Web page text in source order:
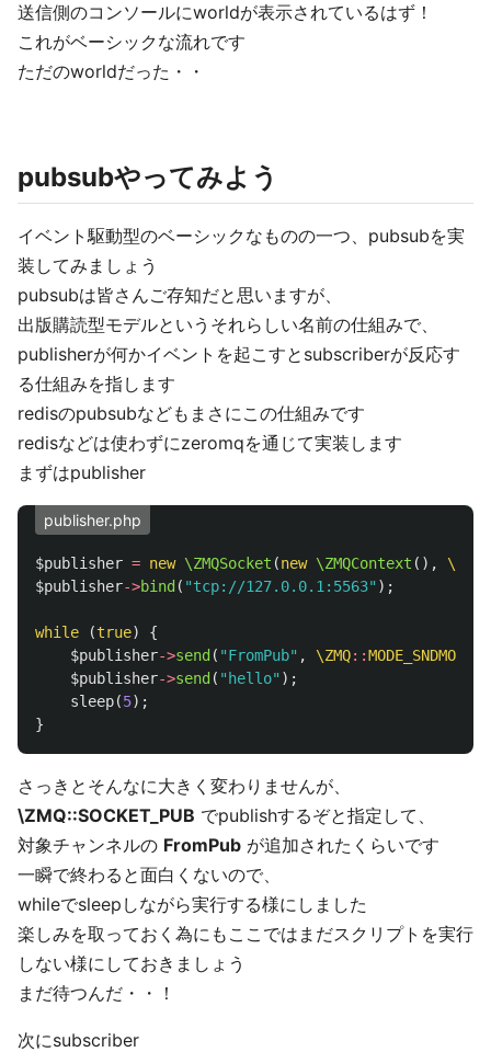
送信側のコンソールにworldが表示されているはず！
これがベーシックな流れです
ただのworldだった・・
pubsubやってみよう
イベント駆動型のベーシックなものの一つ、pubsubを実
装してみましょう
pubsubは皆さんご存知だと思いますが、
出版購読型モデルというそれらしい名前の仕組みで、
publisherが何かイベントを起こすとsubscriberが反応す
る仕組みを指します
redisのpubsubなどもまさにこの仕組みです
redisなどは使わずにzeromqを通じて実装します
まずはpublisher
publisher.php
$publisher = new \ZMQSocket (new \ZMQContext (), \ZMQ
$publisher->bind ( "tcp://127.0.0.1:5563" );
while (true)
{
$publisher->send ( "FromPub" , \ZMQ::MODE_SNDMORE
$publisher->send ( "hello" );
sleep(5);
}
さっきとそんなに大きく変わりませんが、
\ZMQ::SOCKET_PUB でpublishするぞと指定して、
対象チャンネルの FromPub が追加されたくらいです
一瞬で終わると面白くないので、
whileでsleepしながら実行する様にしました
楽しみを取っておく為にもここではまだスクリプトを実行
しない様にしておきましょう
まだ待つんだ・・！
次にsubscriber